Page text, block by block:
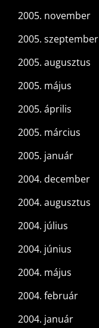
2005. november
2005. szeptember
2005. augusztus
2005. május
2005. április
2005. március
2005. január
2004. december
2004. augusztus
2004. július
2004. június
2004. május
2004. február
2004. január